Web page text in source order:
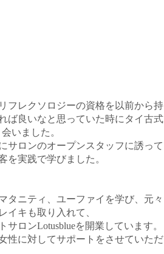
フレクソロジーの資格を以前から持
ば良いなと思っていた時にタイ古式
いました。
サロンのオープンスタッフに誘って
を実践で学びました。
タニティ、ユーファイを学び、元々
イキも取り入れて、
ロンLotusblueを開業しています。
性に対してサポートをさせていただ